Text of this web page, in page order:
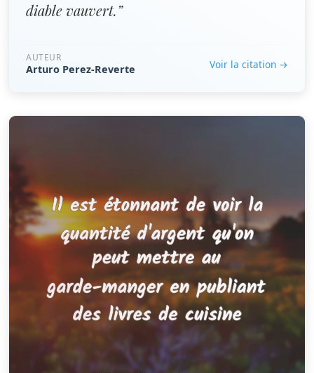
diable vauvert.”
AUTEUR
Arturo Perez-Reverte Voir la citation →